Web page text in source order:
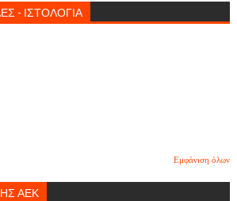
- ΙΣΤΟΛΟΓΙΑ
Εμφάνιση όλων
ΑΕΚ